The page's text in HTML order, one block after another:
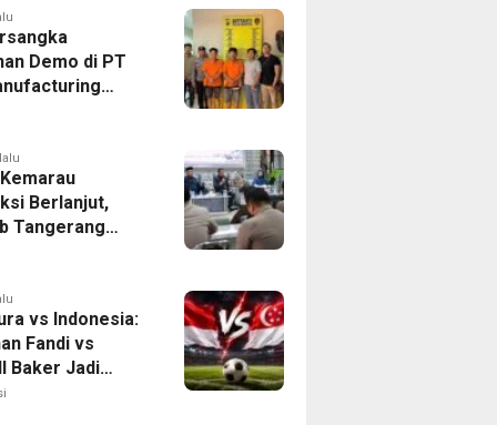
Demo di PT
Ditahan, Polda
Pengelolaan
Berlanjut,
Tangerang
Langkah
vs Indonesia:
Fandi vs
Baker Jadi
di Piala AFF